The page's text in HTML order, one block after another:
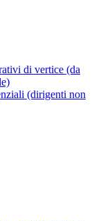
di vertice (da
(dirigenti non